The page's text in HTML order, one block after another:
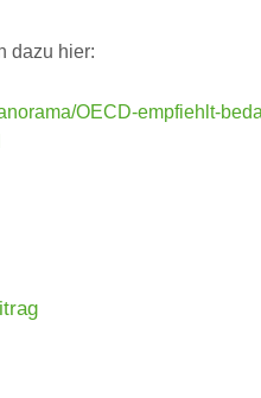
dazu hier:
OECD-empfiehlt-